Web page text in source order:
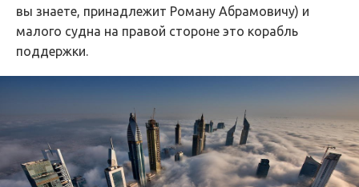
вы знаете, принадлежит Роману Абрамовичу) и
малого судна на правой стороне это корабль
поддержки.